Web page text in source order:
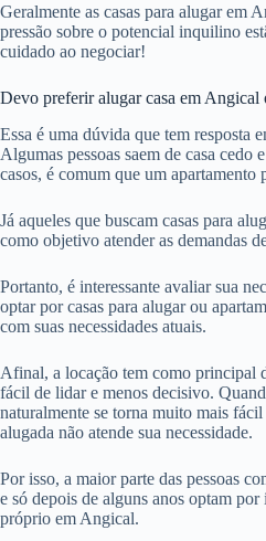
Geralmente as casas para alugar em
pressão sobre o potencial inquilino
cuidado ao negociar!
Devo preferir alugar casa em Angical
Essa é uma dúvida que tem resposta
Algumas pessoas saem de casa cedo
casos, é comum que um apartamento
Já aqueles que buscam casas para
como objetivo atender as demandas
Portanto, é interessante avaliar sua
optar por casas para alugar ou
com suas necessidades atuais.
Afinal, a locação tem como principal
fácil de lidar e menos decisivo.
naturalmente se torna muito mais
alugada não atende sua necessidade.
Por isso, a maior parte das pessoas
e só depois de alguns anos optam
próprio em Angical.